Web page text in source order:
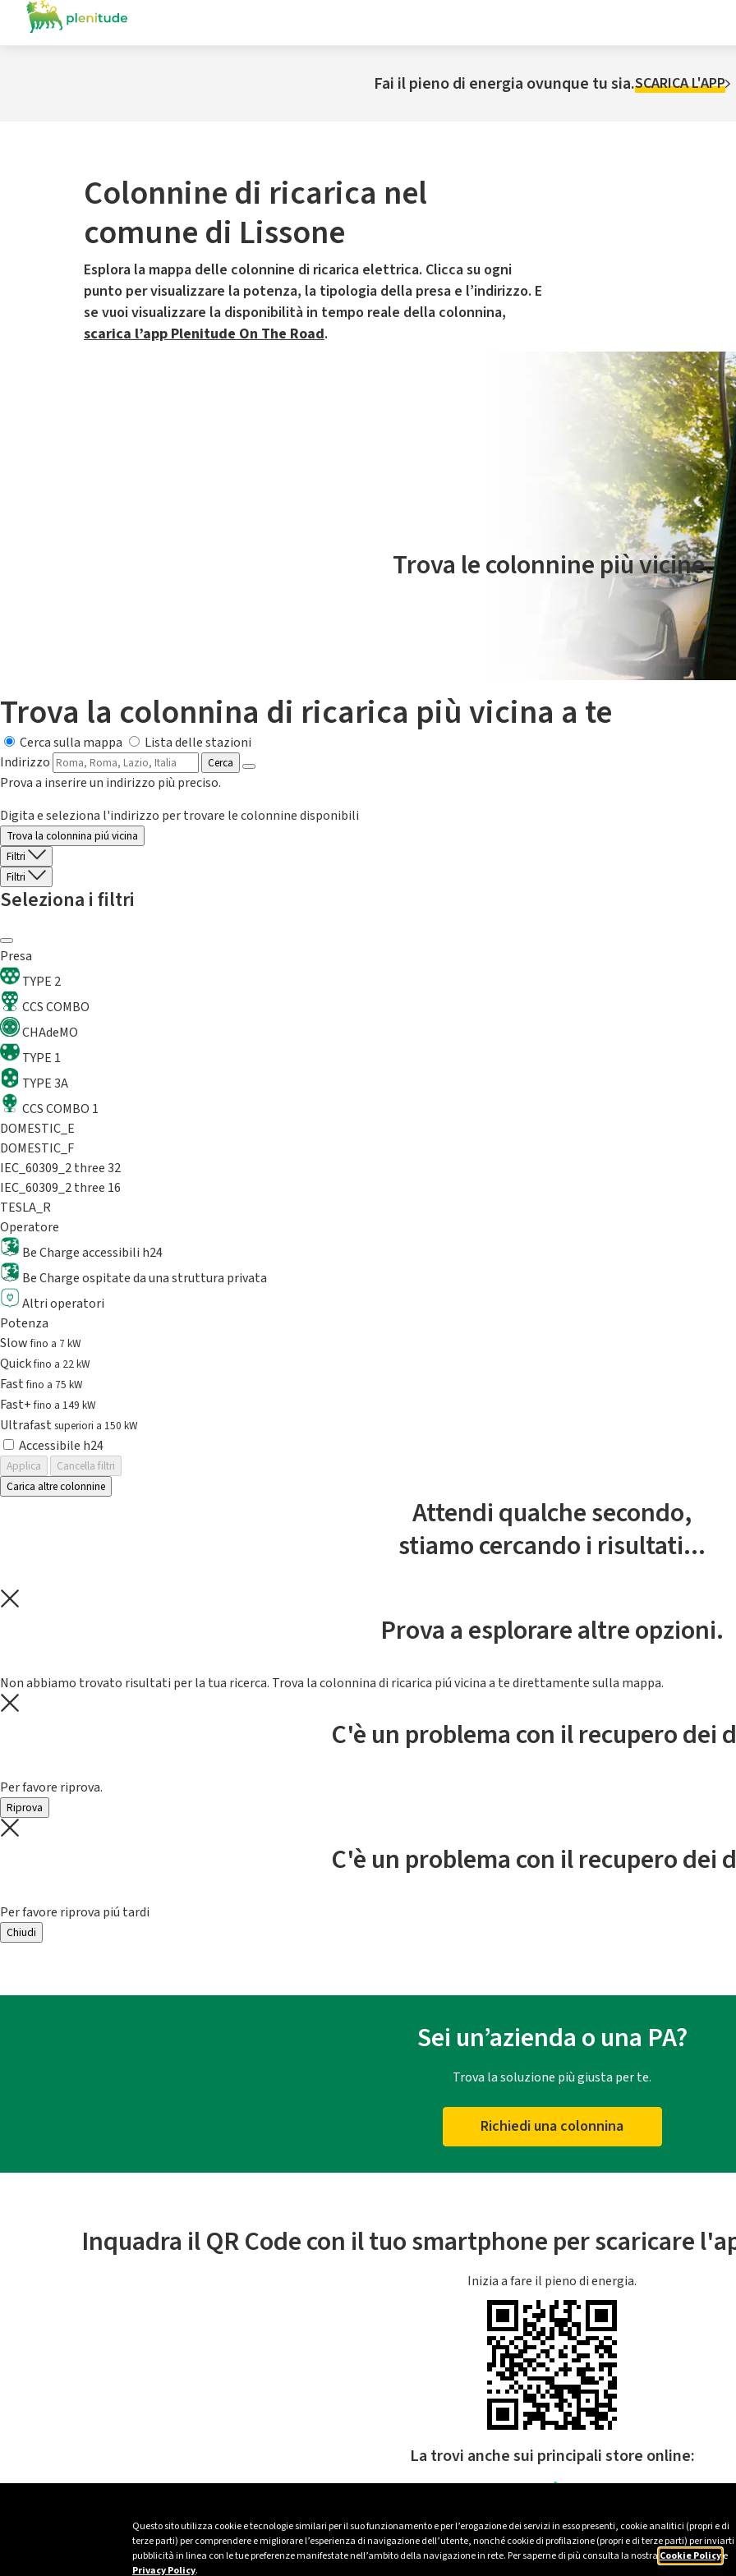
Questo sito utilizza cookie e tecnologie similari per il suo funzionamento e per l’erogazione dei servizi in esso presenti, cookie analitici (propri e di
terze parti) per comprendere e migliorare l’esperienza di navigazione dell’utente, nonché cookie di profilazione (propri e di terze parti) per inviarti
pubblicità in linea con le tue preferenze manifestate nell’ambito della navigazione in rete. Per saperne di più consulta la nostra Cookie Policye
Privacy Policy.
Fai il pieno di energia ovunque tu sia.SCARICA L'APP
Colonnine di ricarica nel
comune di Lissone
Esplora la mappa delle colonnine di ricarica elettrica. Clicca su ogni
punto per visualizzare la potenza, la tipologia della presa e l’indirizzo. E
se vuoi visualizzare la disponibilità in tempo reale della colonnina,
scarica l’app Plenitude On The Road.
Il servizio di mobilità elettrica è gestito da Plenitude On The Road
Trova le colonnine più vicine.
Trova la colonnina di ricarica più vicina a te
Cerca sulla mappa
Lista delle stazioni
Indirizzo
Cerca
Prova a inserire un indirizzo più preciso.
Digita e seleziona l'indirizzo per trovare le colonnine disponibili
Trova la colonnina piú vicina
Filtri
Filtri
Seleziona i filtri
Presa
TYPE 2
CCS COMBO
CHAdeMO
TYPE 1
TYPE 3A
CCS COMBO 1
DOMESTIC_E
DOMESTIC_F
IEC_60309_2 three 32
IEC_60309_2 three 16
TESLA_R
Operatore
Be Charge accessibili h24
Be Charge ospitate da una struttura privata
Altri operatori
Potenza
Slowfino a 7 kW
Quickfino a 22 kW
Fastfino a 75 kW
Fast+fino a 149 kW
Ultrafast superiori a 150 kW
Accessibile h24
Applica
Cancella filtri
Carica altre colonnine
Attendi qualche secondo,
stiamo cercando i risultati...
Prova a esplorare altre opzioni.
Non abbiamo trovato risultati per la tua ricerca. Trova la colonnina di ricarica piú vicina a te direttamente sulla mappa.
C'è un problema con il recupero dei
Per favore riprova.
Riprova
C'è un problema con il recupero dei
Per favore riprova piú tardi
Chiudi
Sei un’azienda o una PA?
Trova la soluzione più giusta per te.
Richiedi una colonnina
Inquadra il QR Code con il tuo smartphone per scaricare
Inizia a fare il pieno di energia.
La trovi anche sui principali store online: